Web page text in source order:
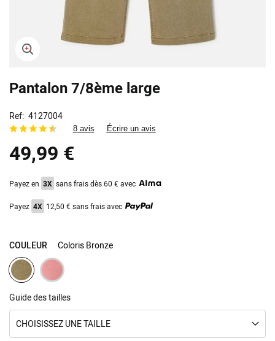
to
the
beginning
of
the
images
gallery
Pantalon 7/8ème large
Ref 4127004
8 avis Écrire un avis
49,99 €
Payez en 3X sans frais dès 60 € avec
Payez 4X 12,50 € sans frais avec
COULEUR Coloris Bronze
Guide des tailles
CHOISISSEZ UNE TAILLE